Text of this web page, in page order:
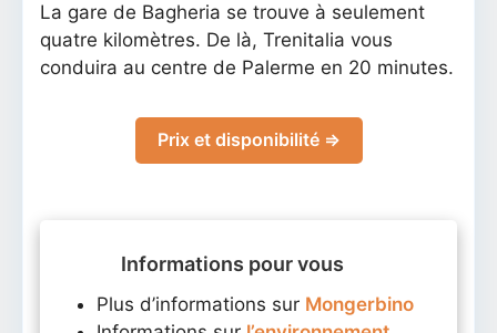
La gare de Bagheria se trouve à seulement
quatre kilomètres. De là, Trenitalia vous
conduira au centre de Palerme en 20 minutes.
Prix et disponibilité ⇒
Informations pour vous
Plus d’informations sur Mongerbino